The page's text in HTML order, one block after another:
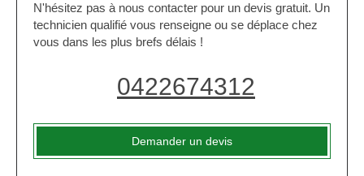
N'hésitez pas à nous contacter pour un devis gratuit. Un
technicien qualifié vous renseigne ou se déplace chez
vous dans les plus brefs délais !
0422674312
Demander un devis